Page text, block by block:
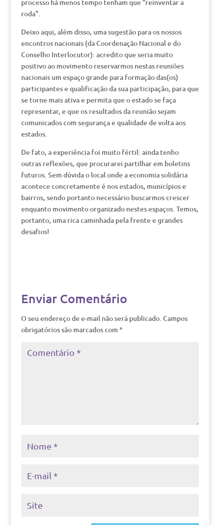
processo há menos tempo tenham que "reinventar a
roda".
Deixo aqui, além disso, uma sugestão para os nossos
encontros nacionais (da Coordenação Nacional e do
Conselho Interlocutor): acredito que seria muito
positivo ao movimento reservarmos nestas reuniões
nacionais um espaço grande para formação das(os)
participantes e qualificação da sua participação, para que
se torne mais ativa e permita que o estado se faça
representar, e que os resultados da reunião sejam
comunicados com segurança e qualidade de volta aos
estados.
De fato, a experiência foi muito fértil: ainda tenho
outras reflexões, que procurarei partilhar em boletins
futuros. Sem dúvida o local onde a economia solidária
acontece concretamente é nos estados, municípios e
bairros, sendo portanto necessário buscarmos crescer
enquanto movimento organizado nestes espaços. Temos,
portanto, uma rica caminhada pela frente e grandes
desafios!
Enviar Comentário
O seu endereço de e-mail não será publicado. Campos
obrigatórios são marcados com *